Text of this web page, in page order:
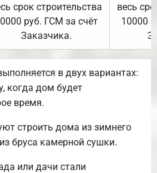
срок строительства
руб. ГСМ за счёт
Заказчика.
весь
10000
в двух вариантах:
когда дом будет
время.
строить дома из зимнего
бруса камерной сушки.
или дачи стали